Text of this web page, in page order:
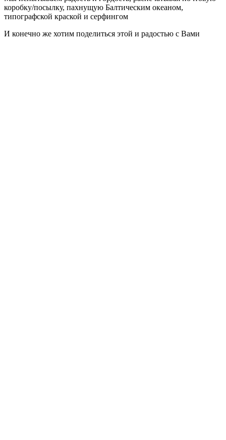
коробку/посылку, пахнущую Балтическим океаном,
типографской краской и серфингом
И конечно же хотим поделиться этой и радостью с Вами